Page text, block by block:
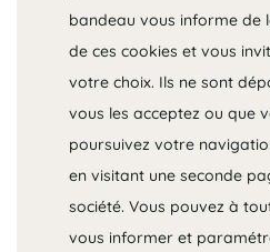
bandeau vous informe de
de ces cookies et vous
votre choix. Ils ne sont
vous les acceptez ou que
poursuivez votre
en visitant une seconde
société. Vous pouvez à
vous informer et